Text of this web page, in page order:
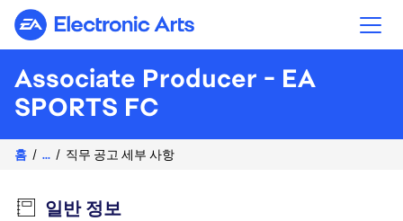
Electronic Arts
Associate Producer - EA
SPORTS FC
홈 ... 직무 공고 세부 사항
일반 정보